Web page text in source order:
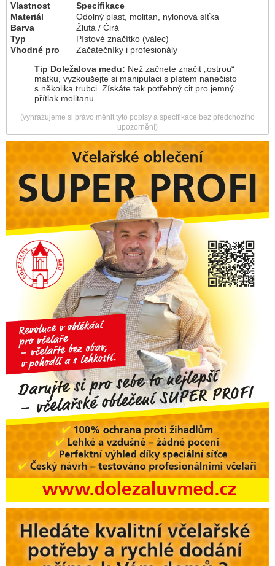
Vlastnost
Specifikace
Materiál
Odolný plast, molitan, nylonová síťka
Barva
Žlutá / Čirá
Typ
Pístové značítko (válec)
Vhodné pro
Začátečníky i profesionály
Tip Doležalova medu: Než začnete značit „ostrou“
matku, vyzkoušejte si manipulaci s pístem nanečisto
s několika trubci. Získáte tak potřebný cit pro jemný
přítlak molitanu.
(vyhrazujeme si právo měnit tyto popisy a specifikace bez předchozího
upozornění)